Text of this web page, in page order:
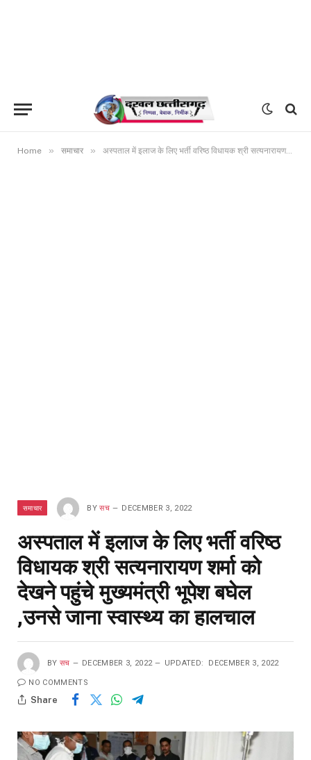
Home » समाचार » अस्पताल में इलाज के लिए भर्ती वरिष्ठ विधायक श्री सत्यनारायण शर्मा को देखने पहुंचे मुख्यमंत्री भूपेश बघेल ,उनसे जाना स्वास्थ्य का हालचाल
समाचार BY सच DECEMBER 3, 2022
अस्पताल में इलाज के लिए भर्ती वरिष्ठ
विधायक श्री सत्यनारायण शर्मा को
देखने पहुंचे मुख्यमंत्री भूपेश बघेल
,उनसे जाना स्वास्थ्य का हालचाल
BY सच DECEMBER 3, 2022 UPDATED: DECEMBER 3, 2022
NO COMMENTS
Share